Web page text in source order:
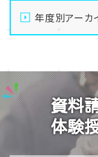
力を徹底解説し
【仙台】夏季休
まりました🌻
【仙台】1年生
達政宗からの
【仙台】ホーム
ました！🧩🔢
年度別アーカ
2025
2024
2023
資料
体験